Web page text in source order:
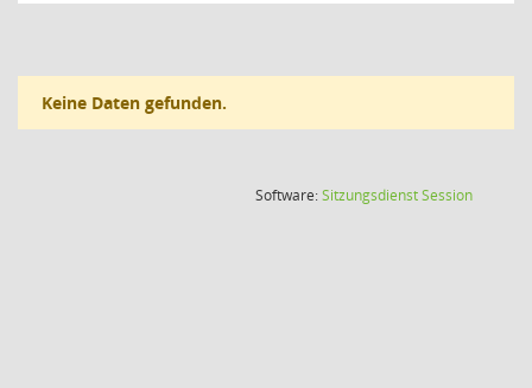
Keine Daten gefunden.
Software:SitzungsdienstSession(Wird in